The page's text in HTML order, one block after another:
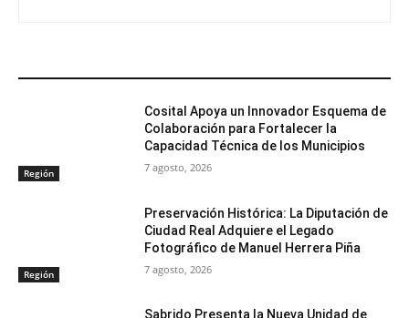
Región
Cosital Apoya un Innovador Esquema de
Colaboración para Fortalecer la
Capacidad Técnica de los Municipios
7 agosto, 2026
Región
Preservación Histórica: La Diputación de
Ciudad Real Adquiere el Legado
Fotográfico de Manuel Herrera Piña
7 agosto, 2026
Sabrido Presenta la Nueva Unidad de